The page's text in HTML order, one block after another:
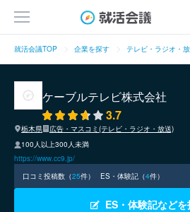
就活会議TOP 企業を探す テレビ・ラジオ・
ケーブルテレビ株式会社
3.7
栃木県
広告・マスコミ(テレビ・ラジオ・放送)
100人以上300人未満
https://www.cc9.jp/
口コミ投稿数（25件） ES・体験記（4件）
ES・体験記など